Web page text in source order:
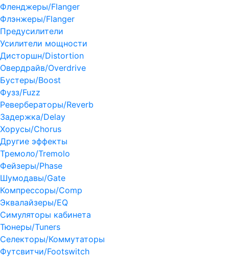
Фленджеры/Flanger
Флэнжеры/Flanger
Предусилители
Усилители мощности
Дисторшн/Distortion
Овердрайв/Overdrive
Бустеры/Boost
Фузз/Fuzz
Ревербераторы/Reverb
Задержка/Delay
Хорусы/Chorus
Другие эффекты
Тремоло/Tremolo
Фейзеры/Phase
Шумодавы/Gate
Компрессоры/Comp
Эквалайзеры/EQ
Симуляторы кабинета
Тюнеры/Tuners
Селекторы/Коммутаторы
Футсвитчи/Footswitch